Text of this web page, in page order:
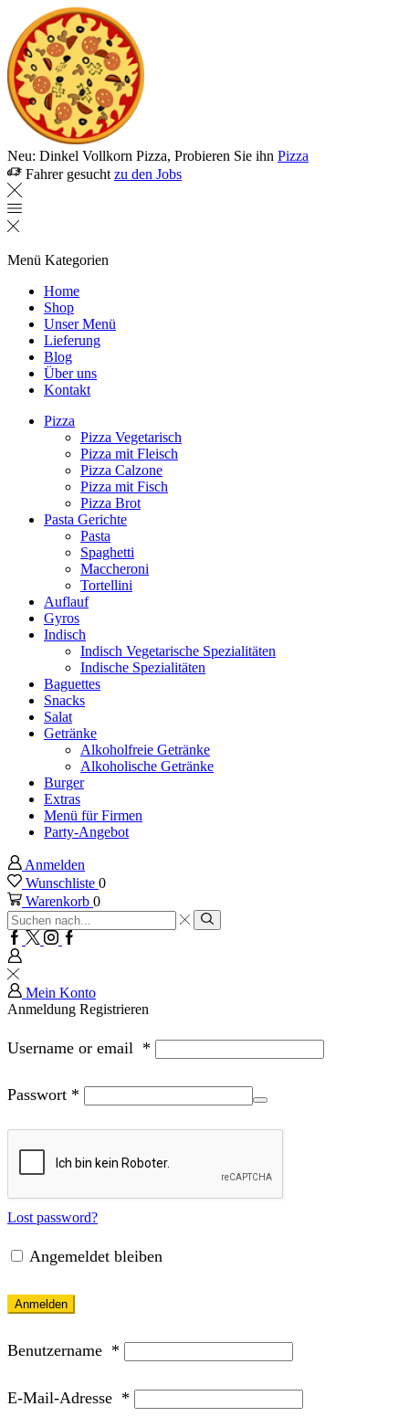
Neu: Dinkel Vollkorn Pizza, Probieren Sie ihn Pizza
Fahrer gesucht zu den Jobs
Menü Kategorien
Home
Shop
Unser Menü
Lieferung
Blog
Über uns
Kontakt
Pizza
Pizza Vegetarisch
Pizza mit Fleisch
Pizza Calzone
Pizza mit Fisch
Pizza Brot
Pasta Gerichte
Pasta
Spaghetti
Maccheroni
Tortellini
Auflauf
Gyros
Indisch
Indisch Vegetarische Spezialitäten
Indische Spezialitäten
Baguettes
Snacks
Salat
Getränke
Alkoholfreie Getränke
Alkoholische Getränke
Burger
Extras
Menü für Firmen
Party-Angebot
Anmelden
Wunschliste 0
Warenkorb 0
Sucheingabe
Suche
Facebook
TwitterInstagram
Google
Mein Konto
Anmeldung Registrieren
Username or email *
Passwort *
Lost password?
Angemeldet bleiben
Anmelden
Benutzername *
E-Mail-Adresse *